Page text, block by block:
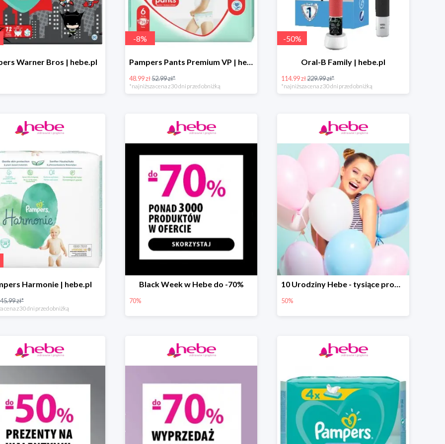
Warner Bros | hebe.pl
-8%
Pampers Pants Premium VP | hebe.pl
48.99 zł52.99 zł*
*najniższa cena z 30 dni przed obniżką
-50%
Oral-B Family | hebe.pl
114.99 zł229.99 zł*
*najniższa cena z 30 dni przed obniżką
Harmonie | hebe.pl
45.99 zł*
cena z 30 dni przed obniżką
Black Week w Hebe do -70%
70%
10 Urodziny Hebe - tysiące produktów do -50%
50%